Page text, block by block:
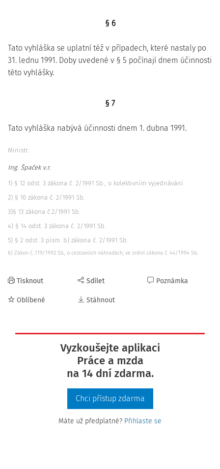
§ 6
Tato vyhláška se uplatní též v případech, které nastaly po
31. lednu 1991. Doby uvedené v § 5 počínají dnem účinnosti
této vyhlášky.
§ 7
Tato vyhláška nabývá účinnosti dnem 1. dubna 1991.
Ministr:
Ing. Špaček v.r.
1) § 12 odst. 3 zákona č. 2/1991 Sb., o kolektivním vyjednávání.
2) § 10 zákona č. 2/1991 Sb.
3)§ 13 zákona č.2/1991 Sb.
4) § 14 odst. 3 zákona č. 2/1991 Sb.
5) § 2 odst. 3 písm. b) zákona č. 2/1991 Sb.
6) Zákon č. 119/1992 Sb., o cestovních náhradách, ve znění zákona č. 44/1994 Sb.
Tisknout
Oblíbené
Sdílet
Stáhnout
Poznámka
Vyzkoušejte aplikaci
Práce a mzda
na 14 dní zdarma.
Chci přístup zdarma
Máte už předplatné? Přihlaste se